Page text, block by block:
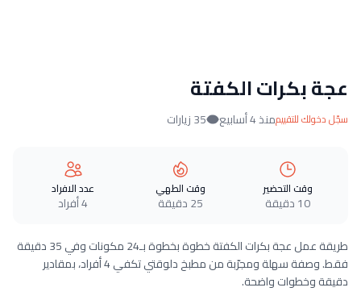
عجة بكرات الكفتة
سجّل دخولك للتقييممنذ 4 أسابيع 35 زيارات
وقت التحضير
10 دقيقة
وقت الطهي
25 دقيقة
عدد الافراد
4 أفراد
طريقة عمل عجة بكرات الكفتة خطوة بخطوة بـ24 مكونات وفي 35 دقيقة
فقط. وصفة سهلة ومجرّبة من مطبخ دلوقتي تكفي 4 أفراد، بمقادير
دقيقة وخطوات واضحة.